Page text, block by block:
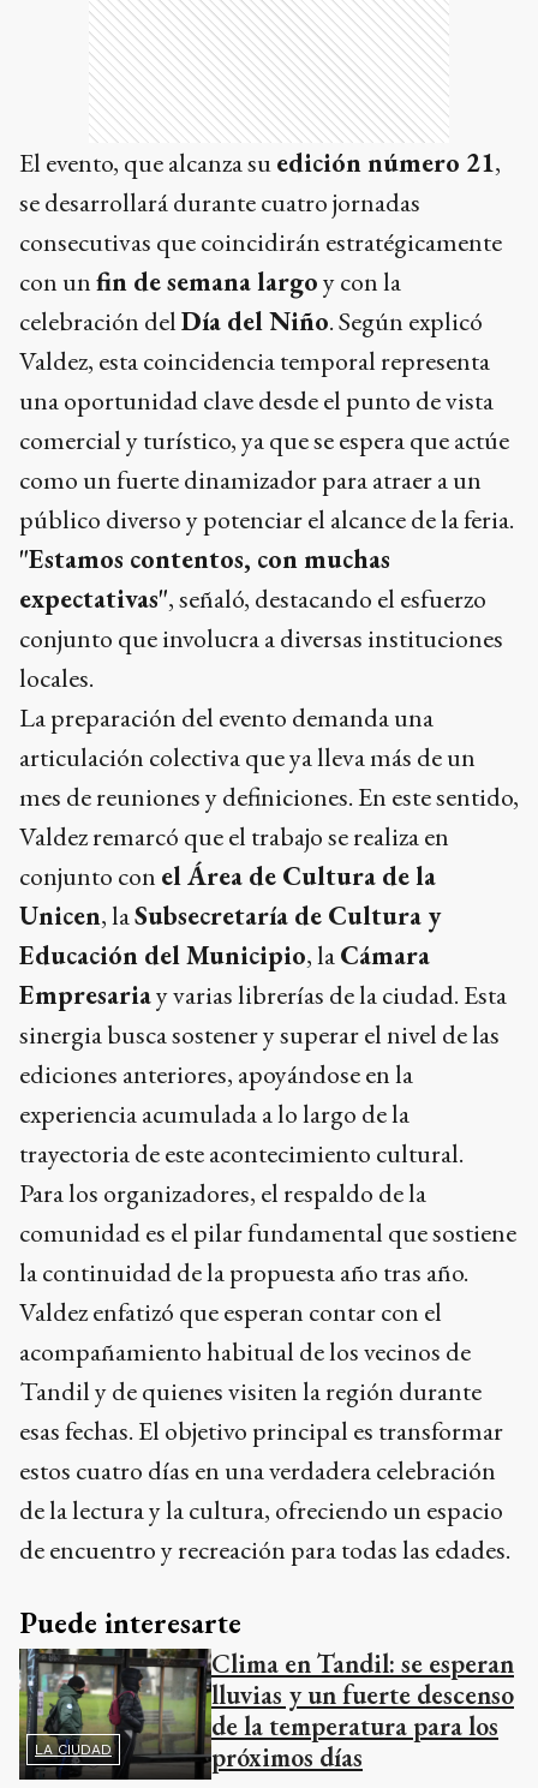
El evento, que alcanza suedición número 21,
se desarrollará durante cuatro jornadas
consecutivas que coincidirán estratégicamente
con unfin de semana largoy con la
celebración delDía del Niño. Según explicó
Valdez, esta coincidencia temporal representa
una oportunidad clave desde el punto de vista
comercial y turístico, ya que se espera que actúe
como un fuerte dinamizador para atraer a un
público diverso y potenciar el alcance de la feria.
"Estamos contentos, con muchas
expectativas", señaló, destacando el esfuerzo
conjunto que involucra a diversas instituciones
locales.
La preparación del evento demanda una
articulación colectiva que ya lleva más de un
mes de reuniones y definiciones. En este sentido,
Valdez remarcó que el trabajo se realiza en
conjunto con el Área de Cultura de la
Unicen, laSubsecretaría de Cultura y
Educación del Municipio, laCámara
Empresariay varias librerías de la ciudad. Esta
sinergia busca sostener y superar el nivel de las
ediciones anteriores, apoyándose en la
experiencia acumulada a lo largo de la
trayectoria de este acontecimiento cultural.
Para los organizadores, el respaldo de la
comunidad es el pilar fundamental que sostiene
la continuidad de la propuesta año tras año.
Valdez enfatizó que esperan contar con el
acompañamiento habitual de los vecinos de
Tandil y de quienes visiten la región durante
esas fechas. El objetivo principal es transformar
estos cuatro días en una verdadera celebración
de la lectura y la cultura, ofreciendo un espacio
de encuentro y recreación para todas las edades.
Puede interesarte
LA CIUDAD
Clima en Tandil: se esperan
lluvias y un fuerte descenso
de la temperatura para los
próximos días